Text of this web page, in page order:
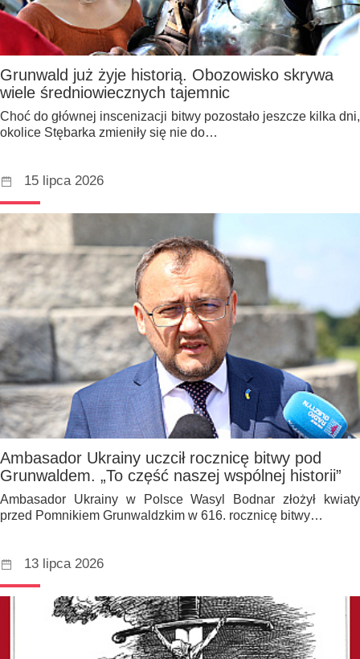
Grunwald już żyje historią. Obozowisko skrywa
wiele średniowiecznych tajemnic
Choć do głównej inscenizacji bitwy pozostało jeszcze kilka dni,
okolice Stębarka zmieniły się nie do…
15 lipca 2026
Ambasador Ukrainy uczcił rocznicę bitwy pod
Grunwaldem. „To część naszej wspólnej historii”
Ambasador Ukrainy w Polsce Wasyl Bodnar złożył kwiaty
przed Pomnikiem Grunwaldzkim w 616. rocznicę bitwy…
13 lipca 2026